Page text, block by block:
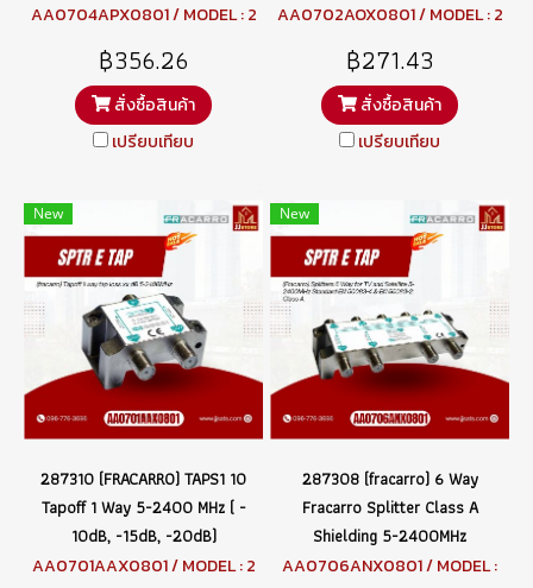
AA0704APX0801 / MODEL : 2
฿356.26
สั่งซื้อสินค้า
เปรียบเทียบ
AA0702AOX0801 / MODEL : 2
฿271.43
สั่งซื้อสินค้า
เปรียบเทียบ
New
287310 (FRACARRO) TAPS1 10
Tapoff 1 Way 5-2400 MHz ( -
10dB, -15dB, -20dB)
AA0701AAX0801 / MODEL : 2
New
287308 (fracarro) 6 Way
Fracarro Splitter Class A
Shielding 5-2400MHz
AA0706ANX0801 / MODEL :